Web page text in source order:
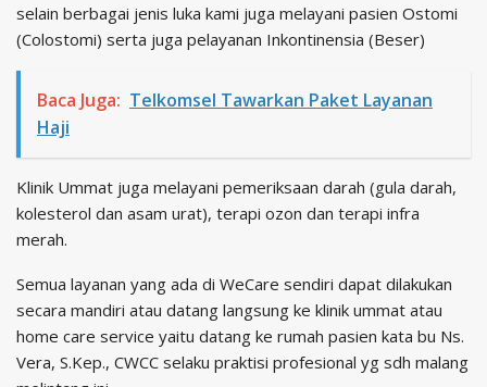
selain berbagai jenis luka kami juga melayani pasien Ostomi
(Colostomi) serta juga pelayanan Inkontinensia (Beser)
Baca Juga: Telkomsel Tawarkan Paket Layanan
Haji
Klinik Ummat juga melayani pemeriksaan darah (gula darah,
kolesterol dan asam urat), terapi ozon dan terapi infra
merah.
Semua layanan yang ada di WeCare sendiri dapat dilakukan
secara mandiri atau datang langsung ke klinik ummat atau
home care service yaitu datang ke rumah pasien kata bu Ns.
Vera, S.Kep., CWCC selaku praktisi profesional yg sdh malang